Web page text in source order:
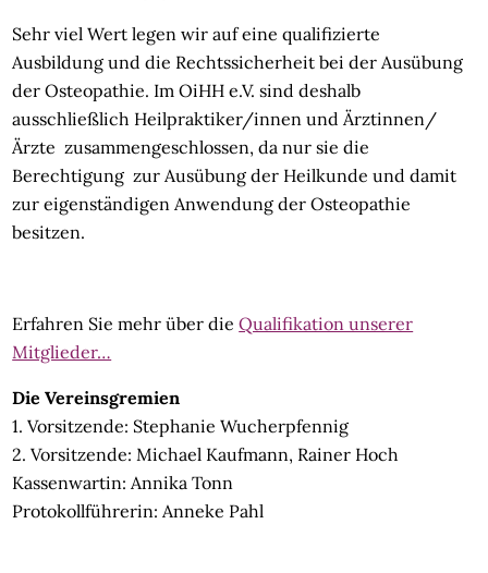
Sehr viel Wert legen wir auf eine qualifizierte
Ausbildung und die Rechtssicherheit bei der Ausübung
der Osteopathie. Im OiHH e.V. sind deshalb
ausschließlich Heilpraktiker/innen und Ärztinnen/
Ärzte zusammengeschlossen, da nur sie die
Berechtigung zur Ausübung der Heilkunde und damit
zur eigenständigen Anwendung der Osteopathie
besitzen.
Erfahren Sie mehr über dieQualifikation unserer
Mitglieder…
Die Vereinsgremien
1. Vorsitzende: Stephanie Wucherpfennig
2. Vorsitzende: Michael Kaufmann, Rainer Hoch
Kassenwartin: Annika Tonn
Protokollführerin: Anneke Pahl